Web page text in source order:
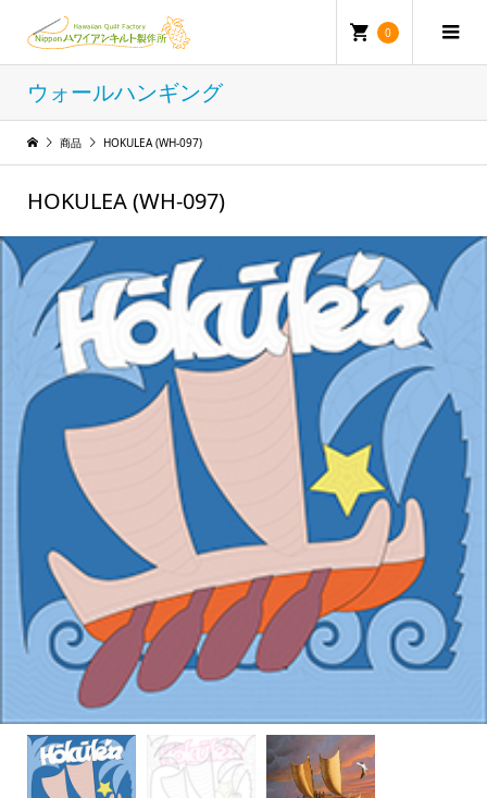
0
ウォールハンギング
商品 HOKULEA (WH-097)
HOKULEA (WH-097)